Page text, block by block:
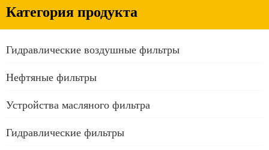
Категория продукта
Гидравлические воздушные фильтры
Нефтяные фильтры
Устройства масляного фильтра
Гидравлические фильтры